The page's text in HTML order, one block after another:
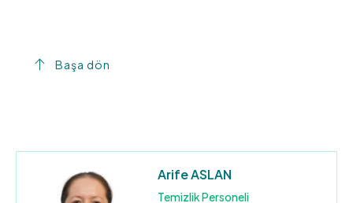
Başa dön
Arife ASLAN
Temizlik Personeli